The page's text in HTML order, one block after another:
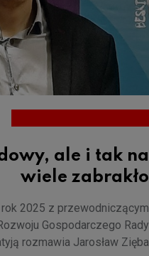
ale i tak na
wiele zabrakło
rok 2025 z przewodniczącym
Gospodarczego Rady
rozmawia Jarosław Zięba